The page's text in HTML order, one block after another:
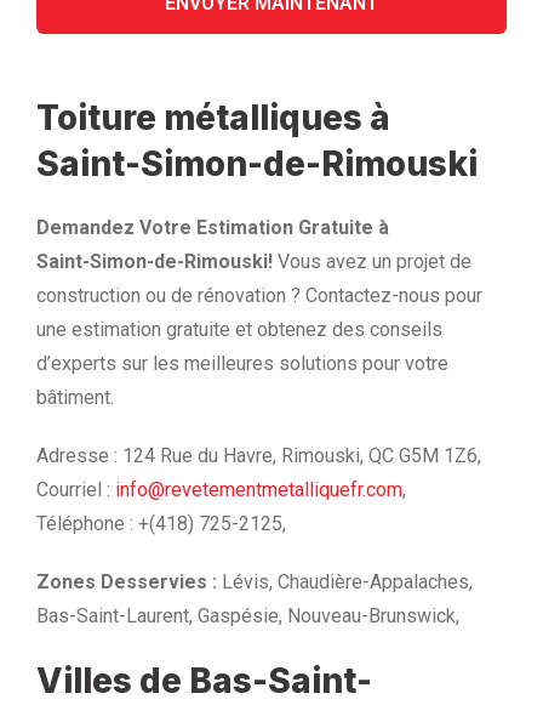
Toiture métalliques à
Saint-Simon-de-Rimouski
Demandez Votre Estimation Gratuite à
Saint-Simon-de-Rimouski! Vous avez un projet de
construction ou de rénovation ? Contactez-nous pour
une estimation gratuite et obtenez des conseils
d’experts sur les meilleures solutions pour votre
bâtiment.
Adresse : 124 Rue du Havre, Rimouski, QC G5M 1Z6,
Courriel : info@revetementmetalliquefr.com,
Téléphone : +(418) 725-2125,
Zones Desservies : Lévis, Chaudière-Appalaches,
Bas-Saint-Laurent, Gaspésie, Nouveau-Brunswick,
Villes de Bas-Saint-